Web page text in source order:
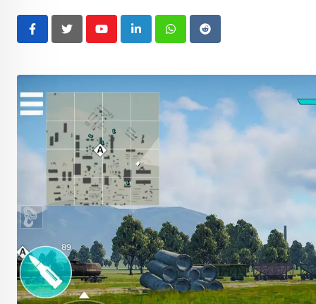
YoutubeLinkedInWhatsappReddit